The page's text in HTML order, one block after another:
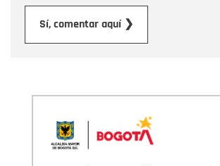
Sí, comentar aquí ❯